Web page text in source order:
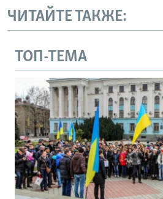
ЧИТАЙТЕ ТАКЖЕ:
ТОП-ТЕМА